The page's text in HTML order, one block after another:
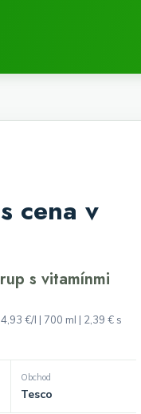
cena v
s vitamínmi
€/l | 700 ml | 2,39 € s
Obchod
Tesco